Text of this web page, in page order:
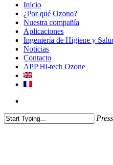
Inicio
¿Por qué Ozono?
Nuestra compañía
Aplicaciones
Ingeniería de Higiene y
Noticias
Contacto
APP Hi-tech Ozone